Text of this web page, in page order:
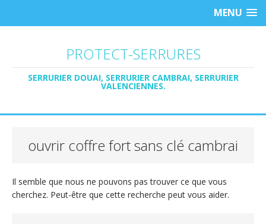
MENU
PROTECT-SERRURES
SERRURIER DOUAI, SERRURIER CAMBRAI, SERRURIER
VALENCIENNES.
ouvrir coffre fort sans clé cambrai
Il semble que nous ne pouvons pas trouver ce que vous
cherchez. Peut-être que cette recherche peut vous aider.